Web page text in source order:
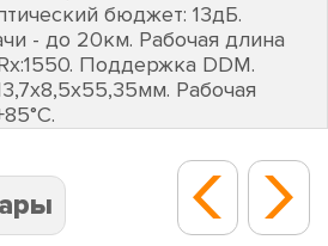
бюджет: 13дБ.
- до 20км. Рабочая длина
Поддержка DDM.
Рабочая